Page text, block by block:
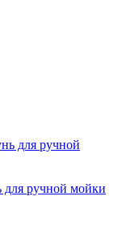
для ручной мойки